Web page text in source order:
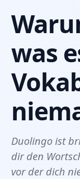
was
Duolingo ist
dir den
vor der dich